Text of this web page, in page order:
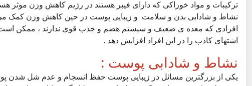
ترکیبات و مواد خوراکی که دارای فیبر هستند در رژیم کاهش وزن موثر
نشاط و شادابی بدن و سلامت و زیبایی پوست در حین کاهش وزن کمک
افرادی که معده ی ضعیف و سیستم هضم و جذب قوی ندارند ، ممکن
اشتهای کاذب را در این افراد افزایش دهد .
نشاط و شادابی پوست :
یکی از بزرگترین مسائل در زیبایی پوست حفظ انسجام و عدم شل شدن